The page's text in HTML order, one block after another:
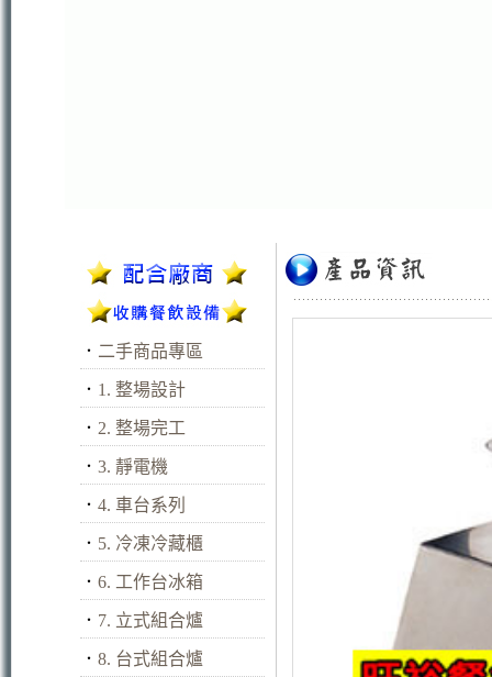
． 二手商品專區
． 1. 整場設計
． 2. 整場完工
． 3. 靜電機
． 4. 車台系列
． 5. 冷凍冷藏櫃
． 6. 工作台冰箱
． 7. 立式組合爐
． 8. 台式組合爐